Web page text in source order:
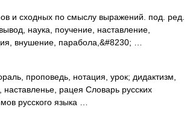
и сходных по смыслу выражений. под. ред.
наука, поучение, наставление,
внушение, парабола,&#8230; …
проповедь, нотация, урок; дидактизм,
наставленье, рацея Словарь русских
русского языка …